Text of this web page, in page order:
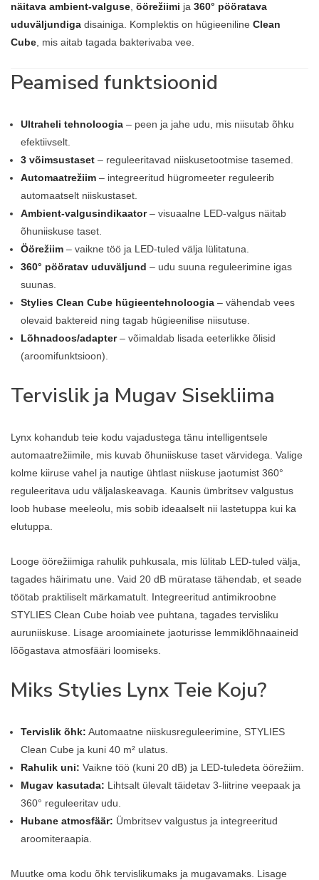
näitava ambient-valguse, öörežiimi ja 360° pööratava
uduväljundiga disainiga. Komplektis on hügieeniline Clean
Cube, mis aitab tagada bakterivaba vee.
Peamised funktsioonid
Ultraheli tehnoloogia – peen ja jahe udu, mis niisutab õhku
efektiivselt.
3 võimsustaset – reguleeritavad niiskusetootmise tasemed.
Automaatrežiim – integreeritud hügromeeter reguleerib
automaatselt niiskustaset.
Ambient-valgusindikaator– visuaalne LED-valgus näitab
õhuniiskuse taset.
Öörežiim – vaikne töö ja LED-tuled välja lülitatuna.
360° pööratav uduväljund – udu suuna reguleerimine igas
suunas.
Stylies Clean Cube hügieentehnoloogia – vähendab vees
olevaid baktereid ning tagab hügieenilise niisutuse.
Lõhnadoos/adapter– võimaldab lisada eeterlikke õlisid
(aroomifunktsioon).
Tervislik ja Mugav Sisekliima
Lynx kohandub teie kodu vajadustega tänu intelligentsele
automaatrežiimile, mis kuvab õhuniiskuse taset värvidega. Valige
kolme kiiruse vahel ja nautige ühtlast niiskuse jaotumist 360°
reguleeritava udu väljalaskeavaga. Kaunis ümbritsev valgustus
loob hubase meeleolu, mis sobib ideaalselt nii lastetuppa kui ka
elutuppa.
Looge öörežiimiga rahulik puhkusala, mis lülitab LED-tuled välja,
tagades häirimatu une. Vaid 20 dB müratase tähendab, et seade
töötab praktiliselt märkamatult. Integreeritud antimikroobne
STYLIES Clean Cube hoiab vee puhtana, tagades tervisliku
auruniiskuse. Lisage aroomiainete jaoturisse lemmiklõhnaaineid
lõõgastava atmosfääri loomiseks.
Miks Stylies Lynx Teie Koju?
Tervislik õhk: Automaatne niiskusreguleerimine, STYLIES
Clean Cube ja kuni 40 m² ulatus.
Rahulik uni: Vaikne töö (kuni 20 dB) ja LED-tuledeta öörežiim.
Mugav kasutada: Lihtsalt ülevalt täidetav 3-liitrine veepaak ja
360° reguleeritav udu.
Hubane atmosfäär: Ümbritsev valgustus ja integreeritud
aroomiteraapia.
Muutke oma kodu õhk tervislikumaks ja mugavamaks. Lisage